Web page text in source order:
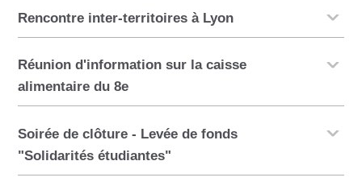
Rencontre inter-territoires à Lyon
Réunion d'information sur la caisse
alimentaire du 8e
Soirée de clôture - Levée de fonds
"Solidarités étudiantes"